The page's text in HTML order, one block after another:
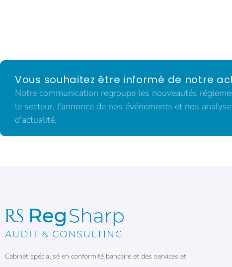
Vous souhaitez être informé de notre
Notre communication regroupe les nouveautés
le secteur, l'annonce de nos événements et nos
d'actualité.
Cabinet spécialisé en conformité bancaire et des services et